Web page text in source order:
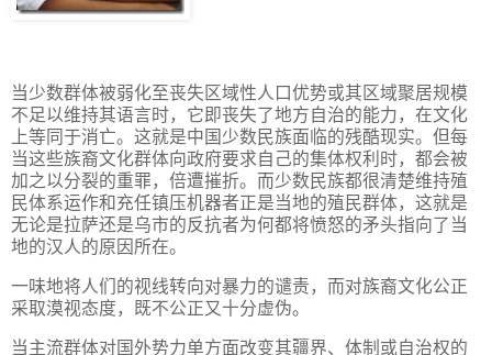
当少数群体被弱化至丧失区域性人口优势或其区域聚居规模
不足以维持其语言时，它即丧失了地方自治的能力，在文化
上等同于消亡。这就是中国少数民族面临的残酷现实。但每
当这些族裔文化群体向政府要求自己的集体权利时，都会被
加之以分裂的重罪，倍遭摧折。而少数民族都很清楚维持殖
民体系运作和充任镇压机器者正是当地的殖民群体，这就是
无论是拉萨还是乌市的反抗者为何都将愤怒的矛头指向了当
地的汉人的原因所在。
一味地将人们的视线转向对暴力的谴责，而对族裔文化公正
采取漠视态度，既不公正又十分虚伪。
当主流群体对国外势力单方面改变其疆界、体制或自治权的